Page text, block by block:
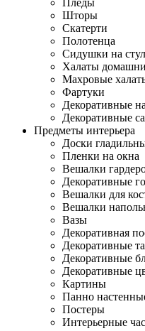
Пледы
Шторы
Скатерти
Полотенца
Сидушки на
Халаты
Махровые
Фартуки
Декоративные
Декоративные
Предметы интерьера
Доски
Пленки на окна
Вешалки
Декоративные
Вешалки для
Вешалки
Вазы
Декоративная
Декоративные
Декоративные
Декоративные
Картины
Панно
Постеры
Интерьерные